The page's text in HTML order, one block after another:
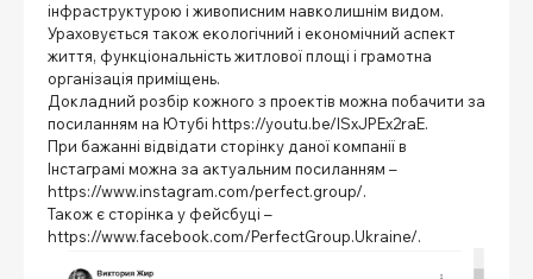
інфраструктурою і живописним навколишнім видом.
Ураховується також екологічний і економічний аспект
життя, функціональність житлової площі і грамотна
організація приміщень.
Докладний розбір кожного з проектів можна побачити за
посиланням на Ютубі https://youtu.be/ISxJPEx2raE.
При бажанні відвідати сторінку даної компанії в
Інстаграмі можна за актуальним посиланням –
https://www.instagram.com/perfect.group/.
Також є сторінка у фейсбуці –
https://www.facebook.com/PerfectGroup.Ukraine/.